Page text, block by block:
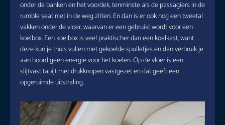
onder de banken en het voordek, tenminste als de passagiers in de
rumble seat niet in de weg zitten. En dan is er ook nog een tweetal
vakken onder de vloer, waarvan er een gebruikt wordt voor een
koelbox. Een koelbox is veel praktischer dan een koelkast, want
deze kun je thuis vullen met gekoelde spulletjes en dan verbruik je
aan boord geen energie voor het koelen. Op de vloer is een
slijtvast tapijt met drukknopen vastgezet en dat geeft een
opgeruimde uitstraling.